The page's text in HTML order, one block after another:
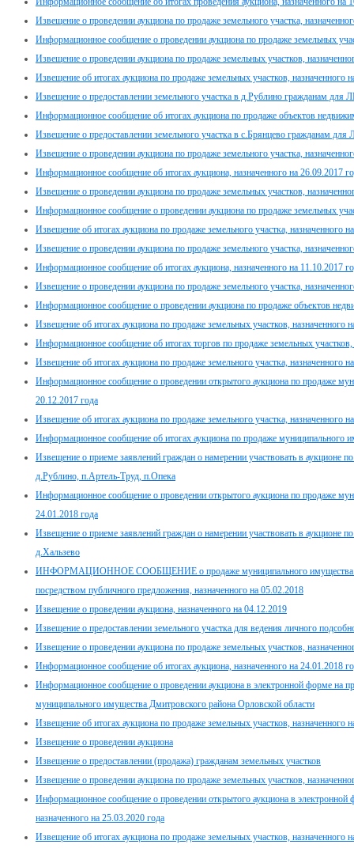
Извещение о проведении аукциона по продаже земельного участка,
Информационное сообщение о проведении аукциона по продаже земельных
Извещение о проведении аукциона по продаже земельных участков,
Извещение об итогах аукциона по продаже земельных участков, назначенного
Извещение о предоставлении земельного участка в д.Рублино гражданам для
Информационное сообщение об итогах аукциона по продаже объектов
Извещение о предоставлении земельного участка в с.Брянцево гражданам
Извещение о проведении аукциона по продаже земельного участка,
Информационное сообщение об итогах аукциона, назначенного на 26.09.2017
Извещение о проведении аукциона по продаже земельных участков,
Информационное сообщение о проведении аукциона по продаже земельных
Извещение об итогах аукциона по продаже земельного участка, назначенного
Извещение о проведении аукциона по продаже земельного участка,
Информационное сообщение об итогах аукциона, назначенного на 11.10.2017
Извещение о проведении аукциона по продаже земельного участка,
Информационное сообщение о проведении аукциона по продаже объектов
Извещение об итогах аукциона по продаже земельных участков, назначенного
Информационное сообщение об итогах торгов по продаже земельных участков,
Извещение об итогах аукциона по продаже земельного участка, назначенного
Информационное сообщение о проведении открытого аукциона по продаже
20.12.2017 года
Извещение об итогах аукциона по продаже земельного участка, назначенного
Информационное сообщение об итогах аукциона по продаже муниципального
Извещение о приеме заявлений граждан о намерении участвовать в аукционе
д.Рублино, п.Артель-Труд, п.Опека
Информационное сообщение о проведении открытого аукциона по продаже
24.01.2018 года
Извещение о приеме заявлений граждан о намерении участвовать в аукционе
д.Хальзево
ИНФОРМАЦИОННОЕ СООБЩЕНИЕ о продаже муниципального имущества
посредством публичного предложения, назначенного на 05.02.2018
Извещение о проведении аукциона, назначенного на 04.12.2019
Извещение о предоставлении земельного участка для ведения личного
Извещение о проведении аукциона по продаже земельных участков,
Информационное сообщение об итогах аукциона, назначенного на 24.01.2018
Информационное сообщение о проведении аукциона в электронной форме на
муниципального имущества Дмитровского района Орловской области
Извещение об итогах аукциона по продаже земельных участков, назначенного
Извещение о проведении аукциона
Извещение о предоставлении (продажа) гражданам земельных участков
Извещение о проведении аукциона по продаже земельных участков,
Информационное сообщение о проведении открытого аукциона в
назначенного на 25.03.2020 года
Извещение об итогах аукциона по продаже земельных участков, назначенного